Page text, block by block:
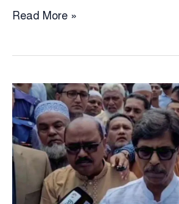
কুমিল্লায়
১
লাখ
টাকা
দেবে
রেল
কর্তৃপক্ষ
Read More »